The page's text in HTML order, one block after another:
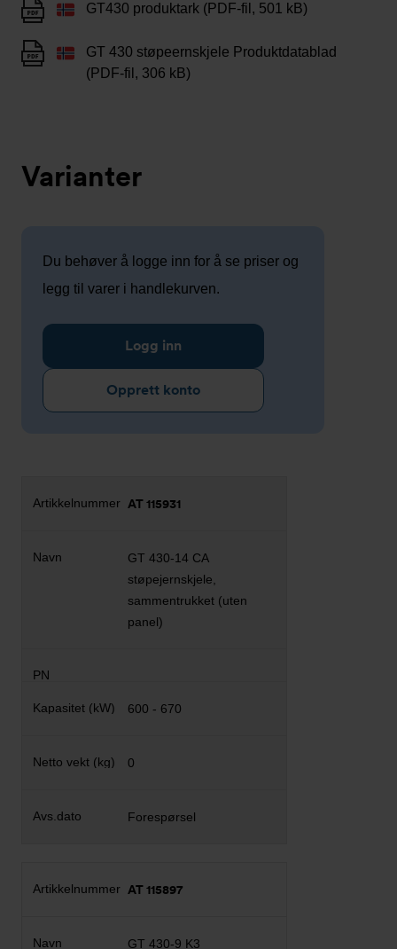
GT430 produktark (PDF-fil, 501 kB)
GT 430 støpeernskjele Produktdatablad
(PDF-fil, 306 kB)
Varianter
Du behøver å logge inn for å se priser og
legg til varer i handlekurven.
Logg inn
Opprett konto
AT 115931
GT 430-14 CA
støpejernskjele,
sammentrukket (uten
panel)
600 - 670
0
Forespørsel
AT 115897
GT 430-9 K3